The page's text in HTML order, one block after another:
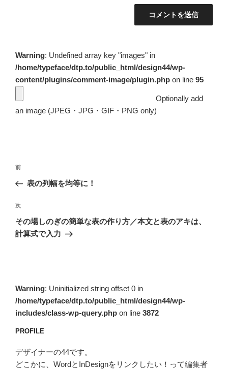
Warning: Undefined array key "images" in
/home/typeface/dtp.to/public_html/design44/wp-
content/plugins/comment-image/plugin.php on line 95
Optionally add
an image (JPEG・JPG・GIF・PNG only)
投
ナ
ビ
ゲ
ー
前
の
稿
前
表の列幅を均等に！
次
の
投
次
その場しのぎの簡単な表の作り方／本文と表のアキは、
計算式で入力
Warning: Uninitialized string offset 0 in
/home/typeface/dtp.to/public_html/design44/wp-
includes/class-wp-query.php on line 3872
PROFILE
デザイナーの44です。
どこかに、WordとInDesignをリンクしたい！って編集者